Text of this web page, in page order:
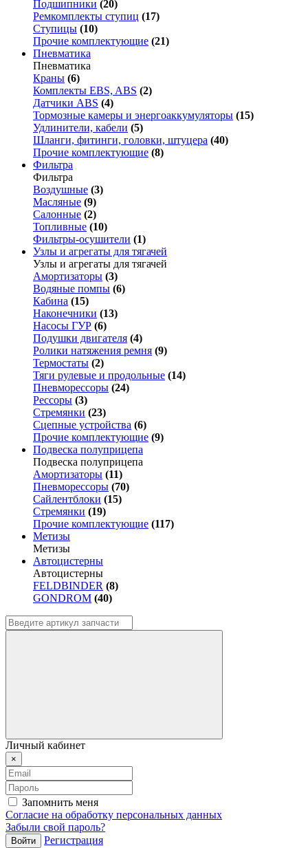
Подшипники (20)
Ремкомплекты ступиц (17)
Ступицы (10)
Прочие комплектующие (21)
Пневматика
Пневматика
Краны (6)
Комплекты EBS, ABS (2)
Датчики ABS (4)
Тормозные камеры и энергоаккумуляторы (15)
Удлинители, кабели (5)
Шланги, фитинги, головки, штуцера (40)
Прочие комплектующие (8)
Фильтра
Фильтра
Воздушные (3)
Масляные (9)
Салонные (2)
Топливные (10)
Фильтры-осушители (1)
Узлы и агрегаты для тягачей
Узлы и агрегаты для тягачей
Амортизаторы (3)
Водяные помпы (6)
Кабина (15)
Наконечники (13)
Насосы ГУР (6)
Подушки двигателя (4)
Ролики натяжения ремня (9)
Термостаты (2)
Тяги рулевые и продольные (14)
Пневморессоры (24)
Рессоры (3)
Стремянки (23)
Сцепные устройства (6)
Прочие комплектующие (9)
Подвеска полуприцепа
Подвеска полуприцепа
Амортизаторы (11)
Пневморессоры (70)
Сайлентблоки (15)
Стремянки (19)
Прочие комплектующие (117)
Метизы
Метизы
Автоцистерны
Автоцистерны
FELDBINDER (8)
GONDROM (40)
Личный кабинет
×
Запомнить меня
Согласие на обработку персональных данных
Забыли свой пароль?
Регистрация